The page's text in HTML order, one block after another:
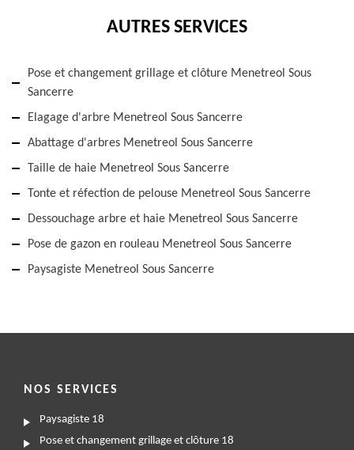
AUTRES SERVICES
Pose et changement grillage et clôture Menetreol Sous
Sancerre
Elagage d'arbre Menetreol Sous Sancerre
Abattage d'arbres Menetreol Sous Sancerre
Taille de haie Menetreol Sous Sancerre
Tonte et réfection de pelouse Menetreol Sous Sancerre
Dessouchage arbre et haie Menetreol Sous Sancerre
Pose de gazon en rouleau Menetreol Sous Sancerre
Paysagiste Menetreol Sous Sancerre
NOS SERVICES
Paysagiste 18
Pose et changement grillage et clôture 18